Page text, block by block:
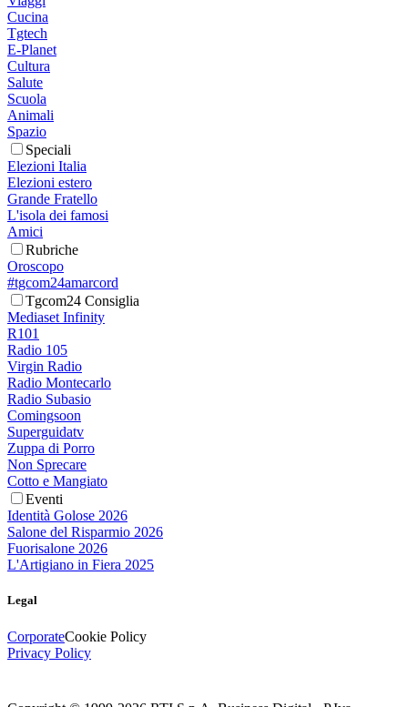
Cucina
Tgtech
E-Planet
Cultura
Salute
Scuola
Animali
Spazio
Speciali
Elezioni Italia
Elezioni estero
Grande Fratello
L'isola dei famosi
Amici
Rubriche
Oroscopo
#tgcom24amarcord
Tgcom24 Consiglia
Mediaset Infinity
R101
Radio 105
Virgin Radio
Radio Montecarlo
Radio Subasio
Comingsoon
Superguidatv
Zuppa di Porro
Non Sprecare
Cotto e Mangiato
Eventi
Identità Golose 2026
Salone del Risparmio 2026
Fuorisalone 2026
L'Artigiano in Fiera 2025
Legal
CorporateCookie Policy
Privacy Policy